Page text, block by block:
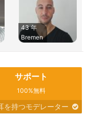
43 年
Bremen
サポート
100%無料
を持つモデレーター